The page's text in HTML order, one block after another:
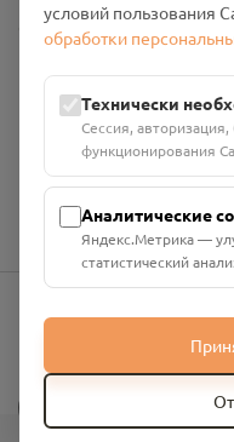
Общество с
Проект Помним»
ИНН: 6700029207 ОГРН:
Юридический адрес:
Руднянский, г. Рудня,
Номер счёта:
Кор. счёт:
info@pomnim.online
условий пользования
обработки
Технически
Сессия,
функционирования
Аналитические
Яндекс.Метрика —
статистический